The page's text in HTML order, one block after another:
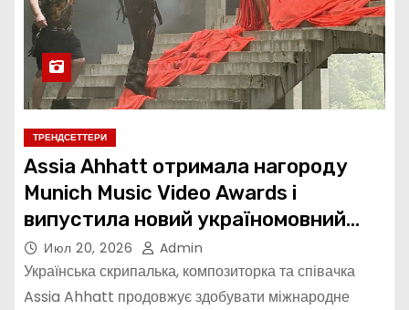
ТРЕНДСЕТТЕРИ
Assia Ahhatt отримала нагороду
Munich Music Video Awards і
випустила новий україномовний
сингл
Июл 20, 2026 Admin
Українська скрипалька, композиторка та співачка
Assia Ahhatt продовжує здобувати міжнародне